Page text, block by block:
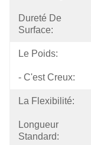
Dureté De
Surface:
Le Poids:
- C'est Creux:
La Flexibilité:
Longueur
Standard: